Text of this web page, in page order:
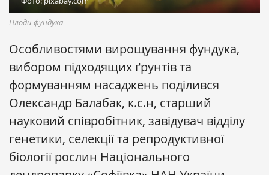
Плоди фундука
Особливостями вирощування фундука,
вибором підходящих ґрунтів та
формуванням насаджень поділився
Олександр Балабак, к.с.н, старший
науковий співробітник, завідувач відділу
генетики, селекції та репродуктивної
біології рослин Національного